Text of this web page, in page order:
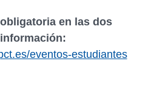
en las dos
eventos-estudiantes